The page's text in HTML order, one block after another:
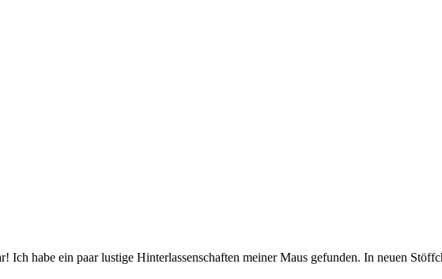
Ich habe ein paar lustige Hinterlassenschaften meiner Maus gefunden. In neuen